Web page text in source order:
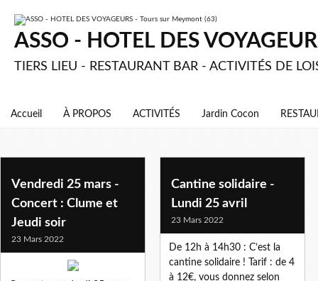
ASSO - HOTEL DES
TIERS LIEU - RESTAURANT BAR - ACTIVITÉS DE
Accueil À PROPOS ACTIVITÉS Jardin Cocon
Vendredi 25 mars -
Concert : Clume et
Jeudi soir
23 Mars 2022
Cantine solidaire -
Lundi 25 avril
23 Mars 2022
De 12h à 14h30 : C’est la
cantine solidaire ! Tarif : de 4
à 12€, vous donnez selon